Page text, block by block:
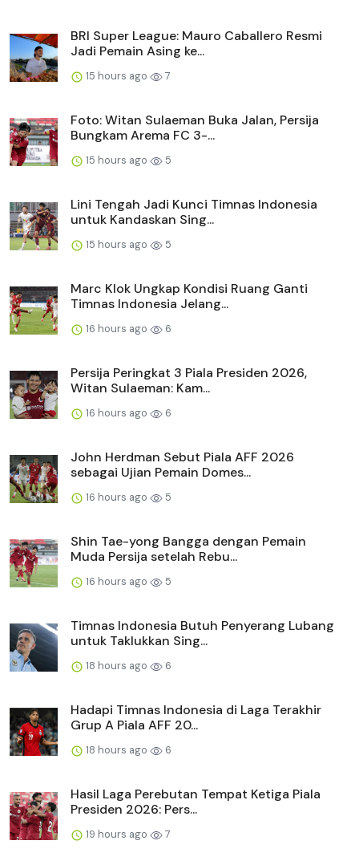
BRI Super League: Mauro Caballero Resmi
Jadi Pemain Asing ke...
15 hours ago 7
Foto: Witan Sulaeman Buka Jalan, Persija
Bungkam Arema FC 3-...
15 hours ago 5
Lini Tengah Jadi Kunci Timnas Indonesia
untuk Kandaskan Sing...
15 hours ago 5
Marc Klok Ungkap Kondisi Ruang Ganti
Timnas Indonesia Jelang...
16 hours ago 6
Persija Peringkat 3 Piala Presiden 2026,
Witan Sulaeman: Kam...
16 hours ago 6
John Herdman Sebut Piala AFF 2026
sebagai Ujian Pemain Domes...
16 hours ago 5
Shin Tae-yong Bangga dengan Pemain
Muda Persija setelah Rebu...
16 hours ago 5
Timnas Indonesia Butuh Penyerang Lubang
untuk Taklukkan Sing...
18 hours ago 6
Hadapi Timnas Indonesia di Laga Terakhir
Grup A Piala AFF 20...
18 hours ago 6
Hasil Laga Perebutan Tempat Ketiga Piala
Presiden 2026: Pers...
19 hours ago 7